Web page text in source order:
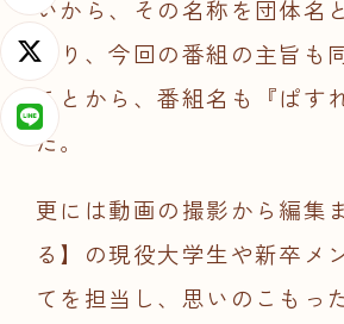
いから、その名称を団体名
おり、今回の番組の主旨も
ことから、番組名も『ぱす
た。
更には動画の撮影から編集
る】の現役大学生や新卒メ
てを担当し、思いのこもっ